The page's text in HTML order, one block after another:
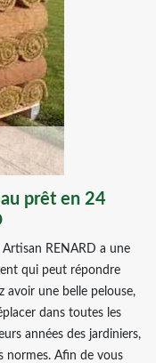
prêt en 24
RENARD a une
qui peut répondre
avoir une belle pelouse,
dans toutes les
années des jardiniers,
normes. Afin de vous